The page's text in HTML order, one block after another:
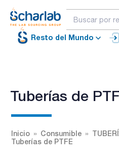
Resto del Mundo
Tuberías de
Inicio Consumible
Tuberías de PTFE